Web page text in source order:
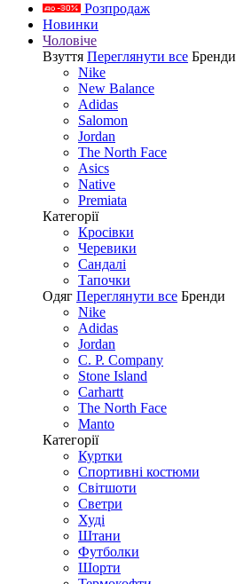
Розпродаж
Новинки
Чоловіче
Взуття Переглянути все Бренди
Nike
New Balance
Adidas
Salomon
Jordan
The North Face
Asics
Native
Premiata
Категорії
Кросівки
Черевики
Сандалі
Tапочки
Одяг Переглянути все Бренди
Nike
Adidas
Jordan
C. P. Company
Stone Island
Carhartt
The North Face
Manto
Категорії
Куртки
Спортивні костюми
Світшоти
Светри
Худі
Штани
Футболки
Шорти